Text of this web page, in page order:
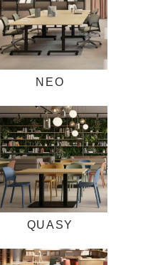
NEO
QUASY